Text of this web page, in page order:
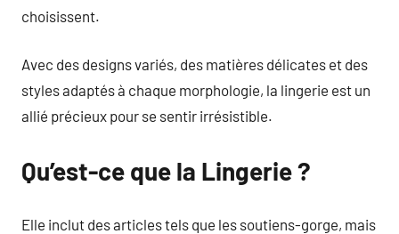
choisissent.
Avec des designs variés, des matières délicates et des
styles adaptés à chaque morphologie, la lingerie est un
allié précieux pour se sentir irrésistible.
Qu’est-ce que la Lingerie ?
Elle inclut des articles tels que les soutiens-gorge, mais